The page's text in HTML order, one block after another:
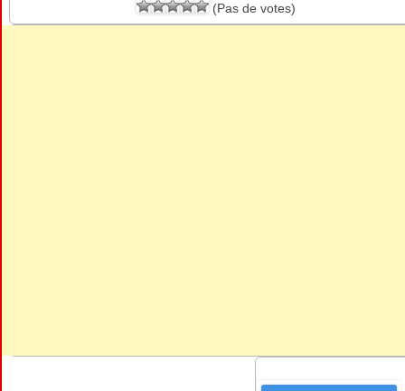
(Pas de votes)